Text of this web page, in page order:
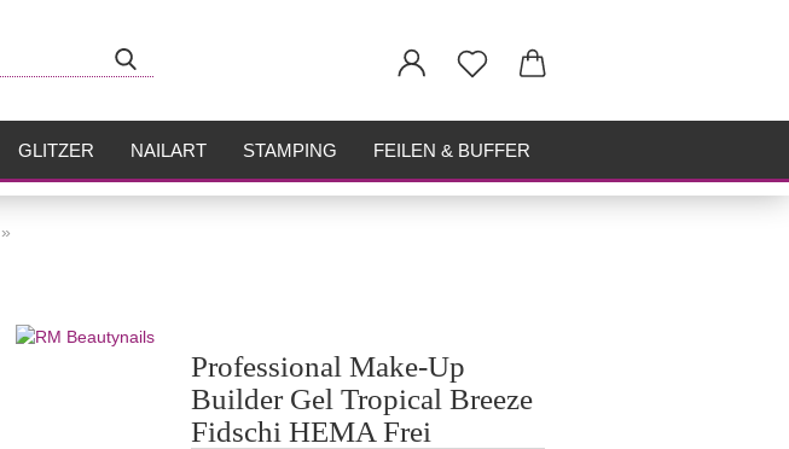
GLITZER NAILART STAMPING FEILEN & BUFFER
»
Professional Make-Up
Builder Gel Tropical Breeze
Fidschi HEMA Frei